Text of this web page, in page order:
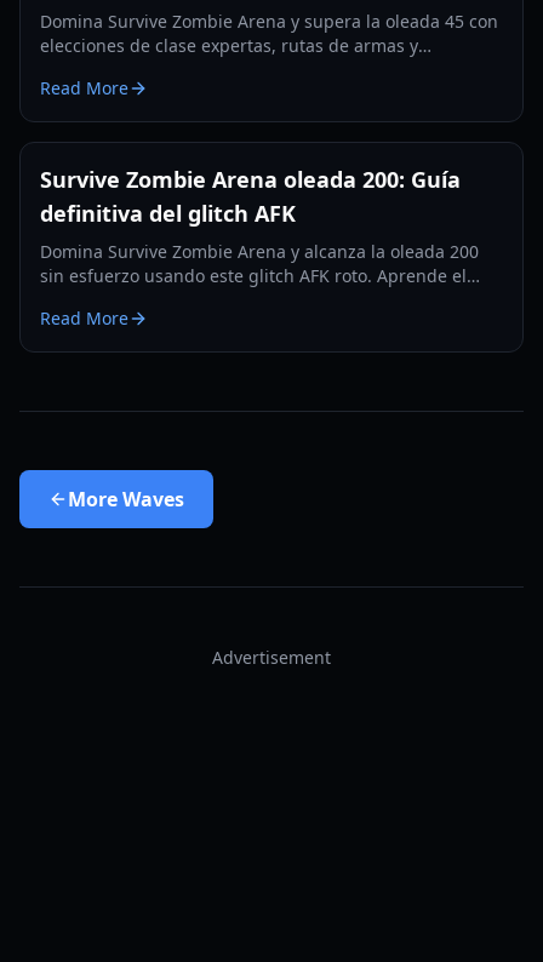
Domina Survive Zombie Arena y supera la oleada 45 con
elecciones de clase expertas, rutas de armas y
para el éxito en el juego tardío.
Read More
Survive Zombie Arena oleada 200: Guía
definitiva del glitch AFK
Domina Survive Zombie Arena y alcanza la oleada 200
sin esfuerzo usando este glitch AFK roto. Aprende el
Read More
MoreWaves
Advertisement